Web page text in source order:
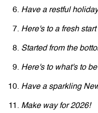
Have a restful
Here's to a fresh
Started from the
Here's to what's to
Have a sparkling
Make way for 2026!